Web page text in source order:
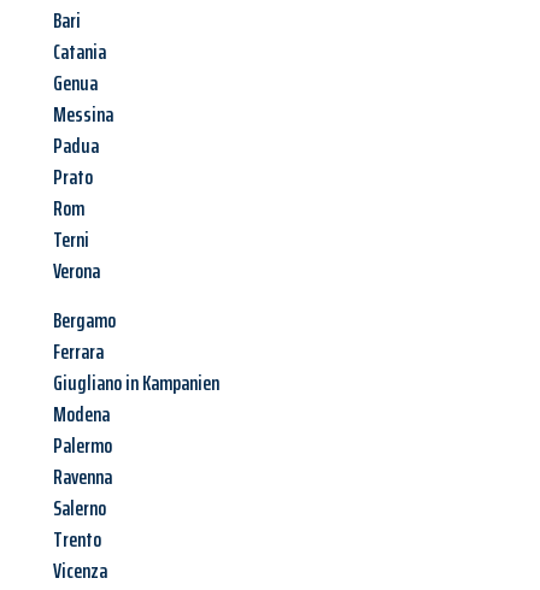
Bari
Catania
Genua
Messina
Padua
Prato
Rom
Terni
Verona
Bergamo
Ferrara
Giugliano in Kampanien
Modena
Palermo
Ravenna
Salerno
Trento
Vicenza